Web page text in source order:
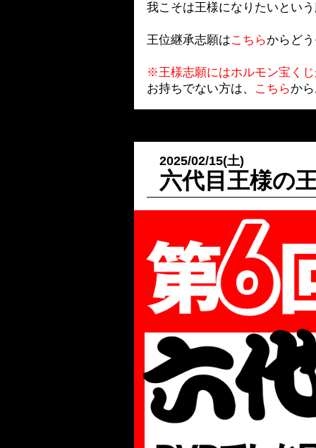
我こそは王様になりたいとい
王位継承志願はこちらからど
※王様志願にはホルモン宝く
お持ちでない方は、
こちらか
2025/02/15(土)
六代目王様の